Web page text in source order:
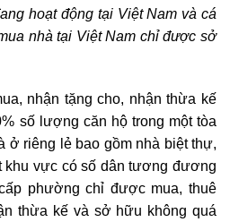
hoạt động tại Việt Nam và cá
nhà tại Việt Nam chỉ được sở
nhận tặng cho, nhận thừa kế
số lượng căn hộ trong một tòa
ở riêng lẻ bao gồm nhà biệt thự,
khu vực có số dân tương đương
phường chỉ được mua, thuê
thừa kế và sở hữu không quá